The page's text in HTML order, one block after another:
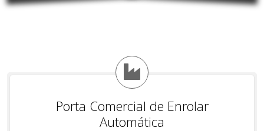
Porta Comercial de Enrolar
Automática